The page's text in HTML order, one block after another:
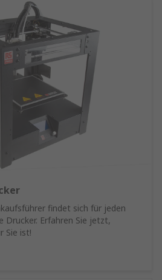
findet sich für jeden
Drucker. Erfahren Sie jetzt,
Sie ist!